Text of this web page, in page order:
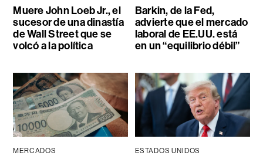
Muere John Loeb Jr., el
sucesor de una dinastía
de Wall Street que se
volcó a la política
Barkin, de la Fed,
advierte que el mercado
laboral de EE.UU. está
en un “equilibrio débil”
MERCADOS ESTADOS UNIDOS